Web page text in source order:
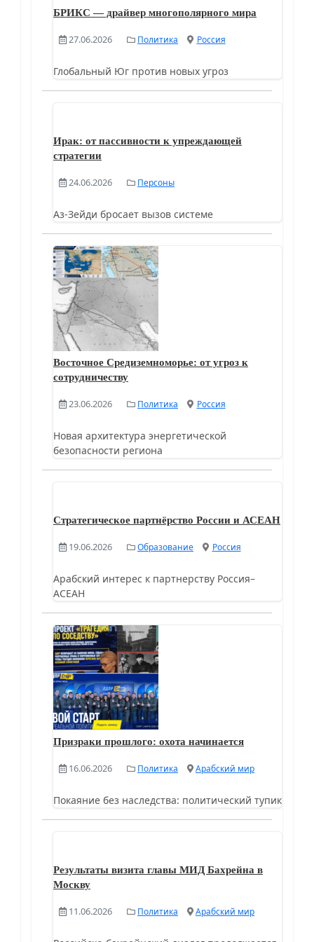
БРИКС — драйвер многополярного мира
27.06.2026 Политика Россия
Глобальный Юг против новых угроз
Ирак: от пассивности к упреждающей
стратегии
24.06.2026 Персоны
Аз-Зейди бросает вызов системе
Восточное Средиземноморье: от угроз к
сотрудничеству
23.06.2026 Политика Россия
Новая архитектура энергетической
безопасности региона
Стратегическое партнёрство России и АСЕАН
19.06.2026 Образование Россия
Арабский интерес к партнерству Россия–
АСЕАН
Призраки прошлого: охота начинается
16.06.2026 Политика Арабский мир
Покаяние без наследства: политический тупик
Результаты визита главы МИД Бахрейна в
Москву
11.06.2026 Политика Арабский мир